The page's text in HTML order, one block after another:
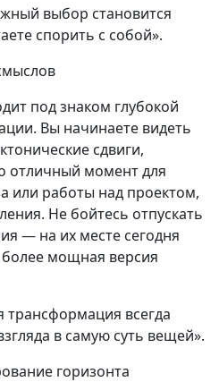
выбор становится
спорить с собой».
под знаком глубокой
Вы начинаете видеть
сдвиги,
отличный момент для
или работы над проектом,
Не бойтесь отпускать
— на их месте сегодня
более мощная версия
трансформация всегда
в самую суть вещей».
горизонта